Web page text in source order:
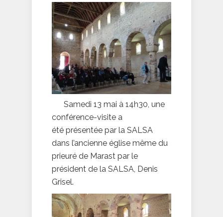
Samedi 13 mai à 14h30, une
conférence-visite a
été présentée par la SALSA
dans l’ancienne église même du
prieuré de Marast par le
président de la SALSA, Denis
Grisel.